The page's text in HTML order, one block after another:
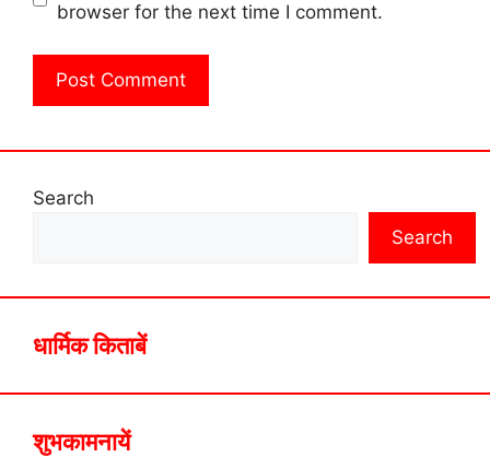
browser for the next time I comment.
Search
Search
धार्मिक किताबें
शुभकामनायें